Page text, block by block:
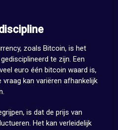
zoals Bitcoin, is het
te zijn. Een
euro één bitcoin waard is,
kan variëren afhankelijk
is dat de prijs van
Het kan verleidelijk